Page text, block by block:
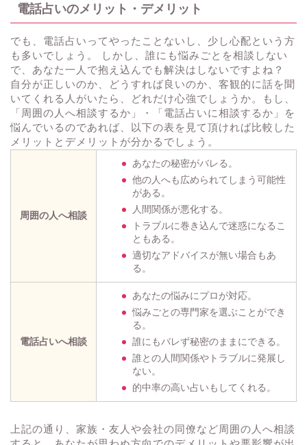
電話占いのメリット・デメリット
でも、電話占いってやったことないし、少し心配という方
も多いでしょう。 しかし、誰にも悩みごとを相談しない
で、あなた一人で抱え込んでも解決はしないですよね？
自分が正しいのか、どうすれば良いのか、客観的に話を聞
いてくれる人がいたら、どれだけ心強でしょうか。もし、
「周囲の人へ相談するか」・「電話占いに相談するか」を
悩んでいるのであれば、以下の表を見て頂ければ比較した
メリットとデメリットが分かるでしょう。
周囲の人へ相談
あなたの秘密がバレる。
他の人へも広められてしまう可能性
がある。
人間関係が悪化する。
トラブルに巻き込んで迷惑になるこ
ともある。
適切なアドバイスが無い場合もあ
る。
電話占いへ相談
あなたの悩みにプロが対応。
悩みごとの専門家を選ぶことができ
る。
誰にもバレず秘密のままにできる。
誰との人間関係やトラブルに発展し
ない。
的中率の高い占いもしてくれる。
上記の通り、家族・友人や会社の同僚など周囲の人へ相談